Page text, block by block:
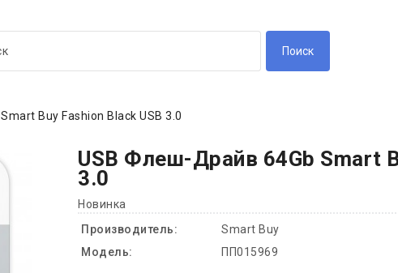
Поиск
Buy Fashion Black USB 3.0
USB Флеш-Драйв 64Gb Smart
3.0
Новинка
Производитель:
Smart Buy
Модель:
ПП015969